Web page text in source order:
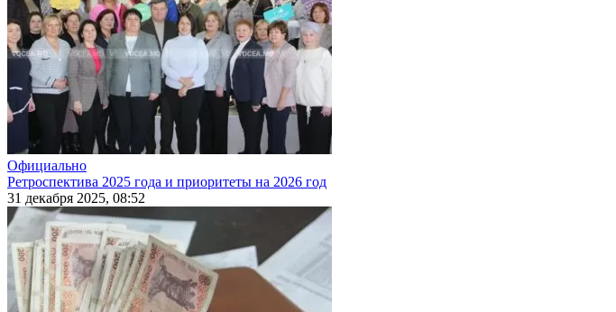
Официально
Ретроспектива 2025 года и приоритеты на 2026 год
31 декабря 2025, 08:52